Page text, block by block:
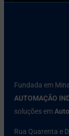
Fundada em
AUTOMAÇÃO
soluções em
Rua Quarenta e